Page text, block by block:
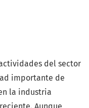
del sector
importante de
la industria